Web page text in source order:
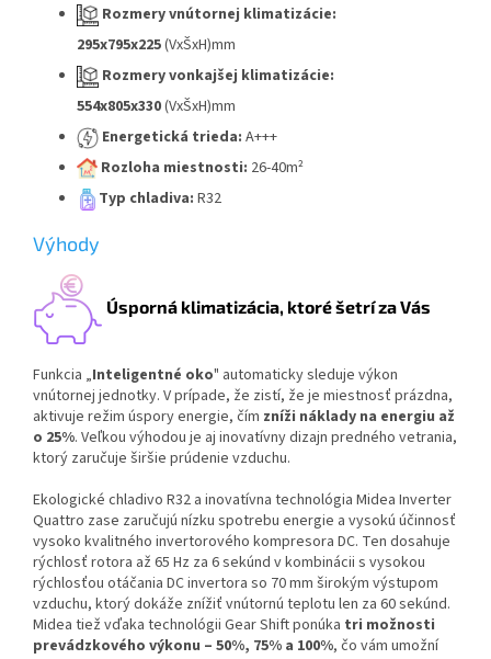
Rozmery vnútornej klimatizácie:
295x795x225(VxŠxH)mm
Rozmery vonkajšej klimatizácie:
554x805x330(VxŠxH)mm
Energetická trieda: A+++
Rozloha miestnosti: 26-40m²
Typ chladiva: R32
Výhody
Úsporná klimatizácia, ktoré šetrí za Vás
Funkcia „Inteligentné oko" automaticky sleduje výkon
vnútornej jednotky. V prípade, že zistí, že je miestnosť prázdna,
aktivuje režim úspory energie, čím zníži náklady na energiu až
o 25%. Veľkou výhodou je aj inovatívny dizajn predného vetrania,
ktorý zaručuje širšie prúdenie vzduchu.
Ekologické chladivo R32 a inovatívna technológia Midea Inverter
Quattro zase zaručujú nízku spotrebu energie a vysokú účinnosť
vysoko kvalitného invertorového kompresora DC. Ten dosahuje
rýchlosť rotora až 65 Hz za 6 sekúnd v kombinácii s vysokou
rýchlosťou otáčania DC invertora so 70 mm širokým výstupom
vzduchu, ktorý dokáže znížiť vnútornú teplotu len za 60 sekúnd.
Midea tiež vďaka technológii Gear Shift ponúka tri možnosti
prevádzkového výkonu – 50%, 75% a 100%, čo vám umožní